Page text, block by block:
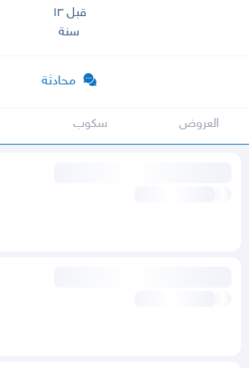
قبل ١٣
سنة
محادثة
العروض سكوب